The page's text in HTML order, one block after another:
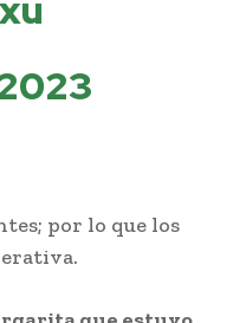
por lo que los